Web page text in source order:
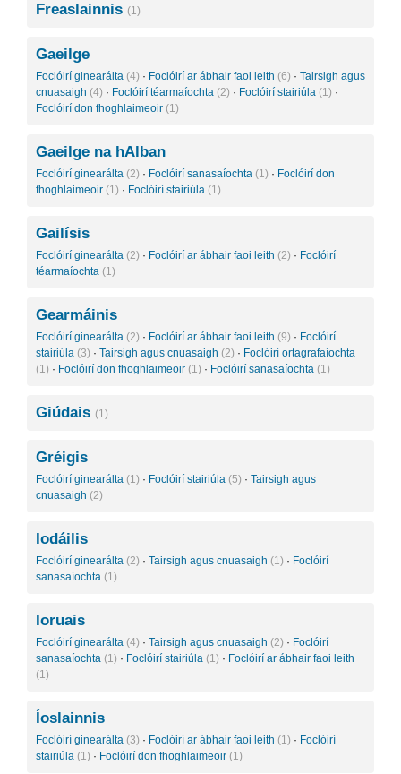
Freaslainnis (1)
Gaeilge
Foclóirí ginearálta (4) · Foclóirí ar ábhair faoi leith (6) · Tairsigh agus
cnuasaigh (4) · Foclóirí téarmaíochta (2) · Foclóirí stairiúla (1) ·
Foclóirí don fhoghlaimeoir (1)
Gaeilge na hAlban
Foclóirí ginearálta (2) · Foclóirí sanasaíochta (1) · Foclóirí don
fhoghlaimeoir (1) · Foclóirí stairiúla (1)
Gailísis
Foclóirí ginearálta (2) · Foclóirí ar ábhair faoi leith (2) · Foclóirí
téarmaíochta (1)
Gearmáinis
Foclóirí ginearálta (2) · Foclóirí ar ábhair faoi leith (9) · Foclóirí
stairiúla (3) · Tairsigh agus cnuasaigh (2) · Foclóirí ortagrafaíochta
(1) · Foclóirí don fhoghlaimeoir (1) · Foclóirí sanasaíochta (1)
Giúdais (1)
Gréigis
Foclóirí ginearálta (1) · Foclóirí stairiúla (5) · Tairsigh agus
cnuasaigh (2)
Iodáilis
Foclóirí ginearálta (2) · Tairsigh agus cnuasaigh (1) · Foclóirí
sanasaíochta (1)
Ioruais
Foclóirí ginearálta (4) · Tairsigh agus cnuasaigh (2) · Foclóirí
sanasaíochta (1) · Foclóirí stairiúla (1) · Foclóirí ar ábhair faoi leith
(1)
Íoslainnis
Foclóirí ginearálta (3) · Foclóirí ar ábhair faoi leith (1) · Foclóirí
stairiúla (1) · Foclóirí don fhoghlaimeoir (1)